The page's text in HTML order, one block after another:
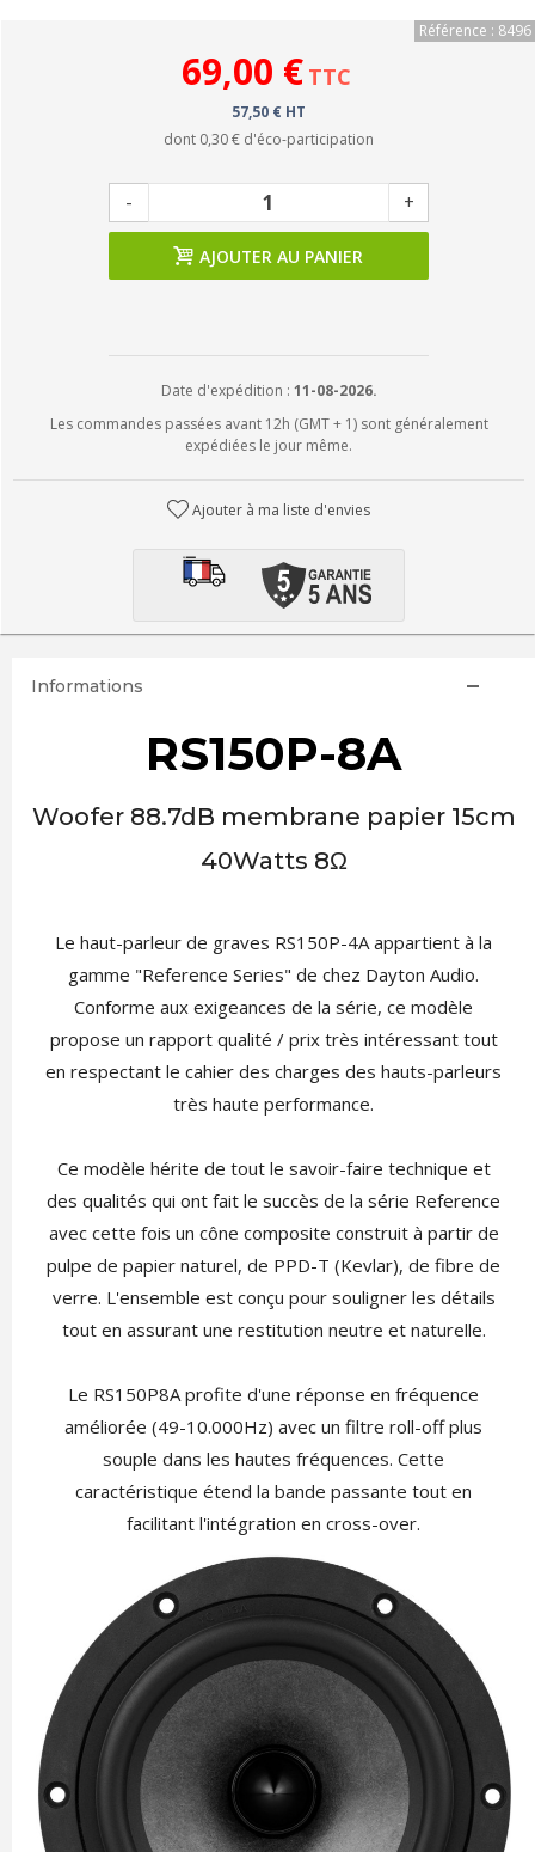
Référence : 8496
69,00 € TTC
57,50 € HT
dont 0,30 € d'éco-participation
- +
AJOUTER AU PANIER
Date d'expédition : 11-08-2026.
Les commandes passées avant 12h (GMT + 1) sont généralement
expédiées le jour même.
Ajouter à ma liste d'envies
Informations
RS150P-8A
Woofer 88.7dB membrane papier 15cm
40Watts 8Ω
Le haut-parleur de graves RS150P-4A appartient à la
gamme "Reference Series" de chez Dayton Audio.
Conforme aux exigeances de la série, ce modèle
propose un rapport qualité / prix très intéressant tout
en respectant le cahier des charges des hauts-parleurs
très haute performance.
Ce modèle hérite de tout le savoir-faire technique et
des qualités qui ont fait le succès de la série Reference
avec cette fois un cône composite construit à partir de
pulpe de papier naturel, de PPD-T (Kevlar), de fibre de
verre. L'ensemble est conçu pour souligner les détails
tout en assurant une restitution neutre et naturelle.
Le RS150P8A profite d'une réponse en fréquence
améliorée (49-10.000Hz) avec un filtre roll-off plus
souple dans les hautes fréquences. Cette
caractéristique étend la bande passante tout en
facilitant l'intégration en cross-over.